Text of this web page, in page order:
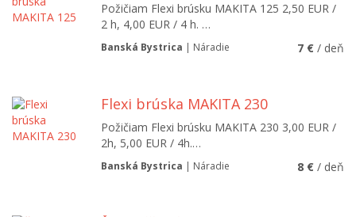
Požičiam Flexi brúsku MAKITA 125 2,50 EUR /
2 h, 4,00 EUR / 4 h. …
7 € / deň
Banská Bystrica | Náradie
Flexi brúska MAKITA 230
Požičiam Flexi brúsku MAKITA 230 3,00 EUR /
2h, 5,00 EUR / 4h.…
8 € / deň
Banská Bystrica | Náradie